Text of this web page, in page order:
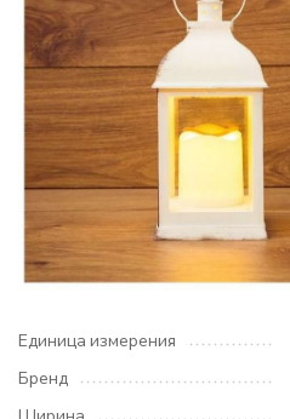
Единица измерения
Бренд
Ширина